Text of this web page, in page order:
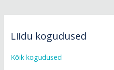
Liidu kogudused
Kõik kogudused